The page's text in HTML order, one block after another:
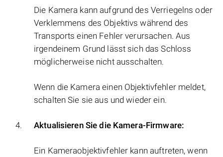
Die Kamera kann aufgrund des Verriegelns oder
Verklemmens des Objektivs während des
Transports einen Fehler verursachen. Aus
irgendeinem Grund lässt sich das Schloss
möglicherweise nicht ausschalten.
Wenn die Kamera einen Objektivfehler meldet,
schalten Sie sie aus und wieder ein.
Aktualisieren Sie die Kamera-Firmware:
Ein Kameraobjektivfehler kann auftreten, wenn